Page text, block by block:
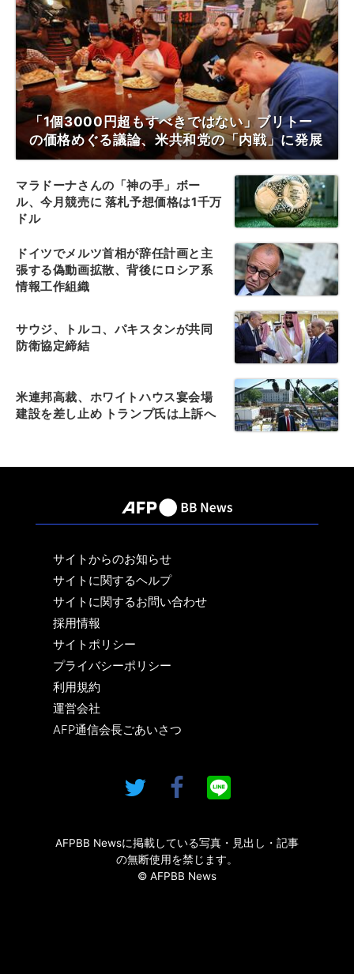
「1個3000円超もすべきではない」ブリトー
の価格めぐる議論、米共和党の「内戦」に発展
マラドーナさんの「神の手」ボー
ル、今月競売に 落札予想価格は1千万
ドル
ドイツでメルツ首相が辞任計画と主
張する偽動画拡散、背後にロシア系
情報工作組織
サウジ、トルコ、パキスタンが共同
防衛協定締結
米連邦高裁、ホワイトハウス宴会場
建設を差し止め トランプ氏は上訴へ
サイトからのお知らせ
サイトに関するヘルプ
サイトに関するお問い合わせ
採用情報
サイトポリシー
プライバシーポリシー
利用規約
運営会社
AFP通信会長ごあいさつ
AFPBB Newsに掲載している写真・見出し・記事
の無断使用を禁じます。
© AFPBB News